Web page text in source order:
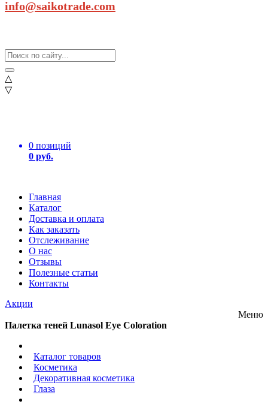
info@saikotrade.com
△
▽
0 позиций
0 руб.
Главная
Каталог
Доставка и оплата
Как заказать
Отслеживание
О нас
Отзывы
Полезные статьи
Контакты
Акции
Меню
Палетка теней Lunasol Eye Coloration
Каталог товаров
Косметика
Декоративная косметика
Глаза